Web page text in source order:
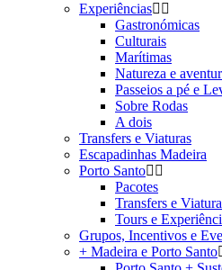
Experiências
Gastronómicas
Culturais
Marítimas
Natureza e
Passeios a pé e
Sobre Rodas
A dois
Transfers e Viaturas
Escapadinhas Madeira
Porto Santo
Pacotes
Transfers e
Tours e
Grupos, Incentivos e
+ Madeira e Porto Santo